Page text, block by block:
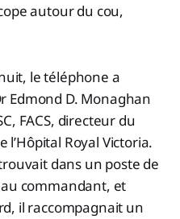
autour du cou,
le téléphone a
Edmond D. Monaghan
FACS, directeur du
l’Hôpital Royal Victoria.
dans un poste de
commandant, et
il raccompagnait un